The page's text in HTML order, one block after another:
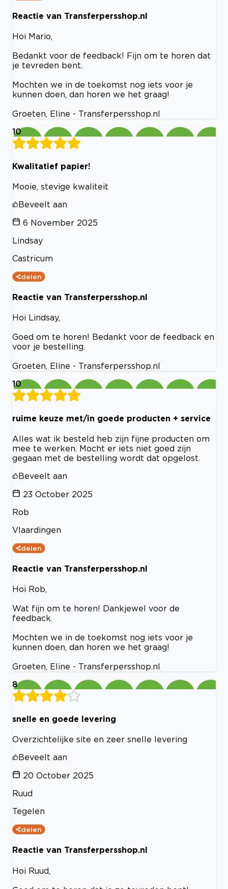
Reactie van Transferpersshop.nl
Hoi Mario,
Bedankt voor de feedback! Fijn om te horen dat
je tevreden bent.
Mochten we in de toekomst nog iets voor je
kunnen doen, dan horen we het graag!
Groeten, Eline - Transferpersshop.nl
10
Kwalitatief papier!
Mooie, stevige kwaliteit
Beveelt aan
6 November 2025
Lindsay
Castricum
delen
Reactie van Transferpersshop.nl
Hoi Lindsay,
Goed om te horen! Bedankt voor de feedback en
voor je bestelling.
Groeten, Eline - Transferpersshop.nl
10
ruime keuze met/in goede producten + service
Alles wat ik besteld heb zijn fijne producten om
mee te werken. Mocht er iets niet goed zijn
gegaan met de bestelling wordt dat opgelost.
Beveelt aan
23 October 2025
Rob
Vlaardingen
delen
Reactie van Transferpersshop.nl
Hoi Rob,
Wat fijn om te horen! Dankjewel voor de
feedback.
Mochten we in de toekomst nog iets voor je
kunnen doen, dan horen we het graag!
Groeten, Eline - Transferpersshop.nl
8
snelle en goede levering
Overzichtelijke site en zeer snelle levering
Beveelt aan
20 October 2025
Ruud
Tegelen
delen
Reactie van Transferpersshop.nl
Hoi Ruud,